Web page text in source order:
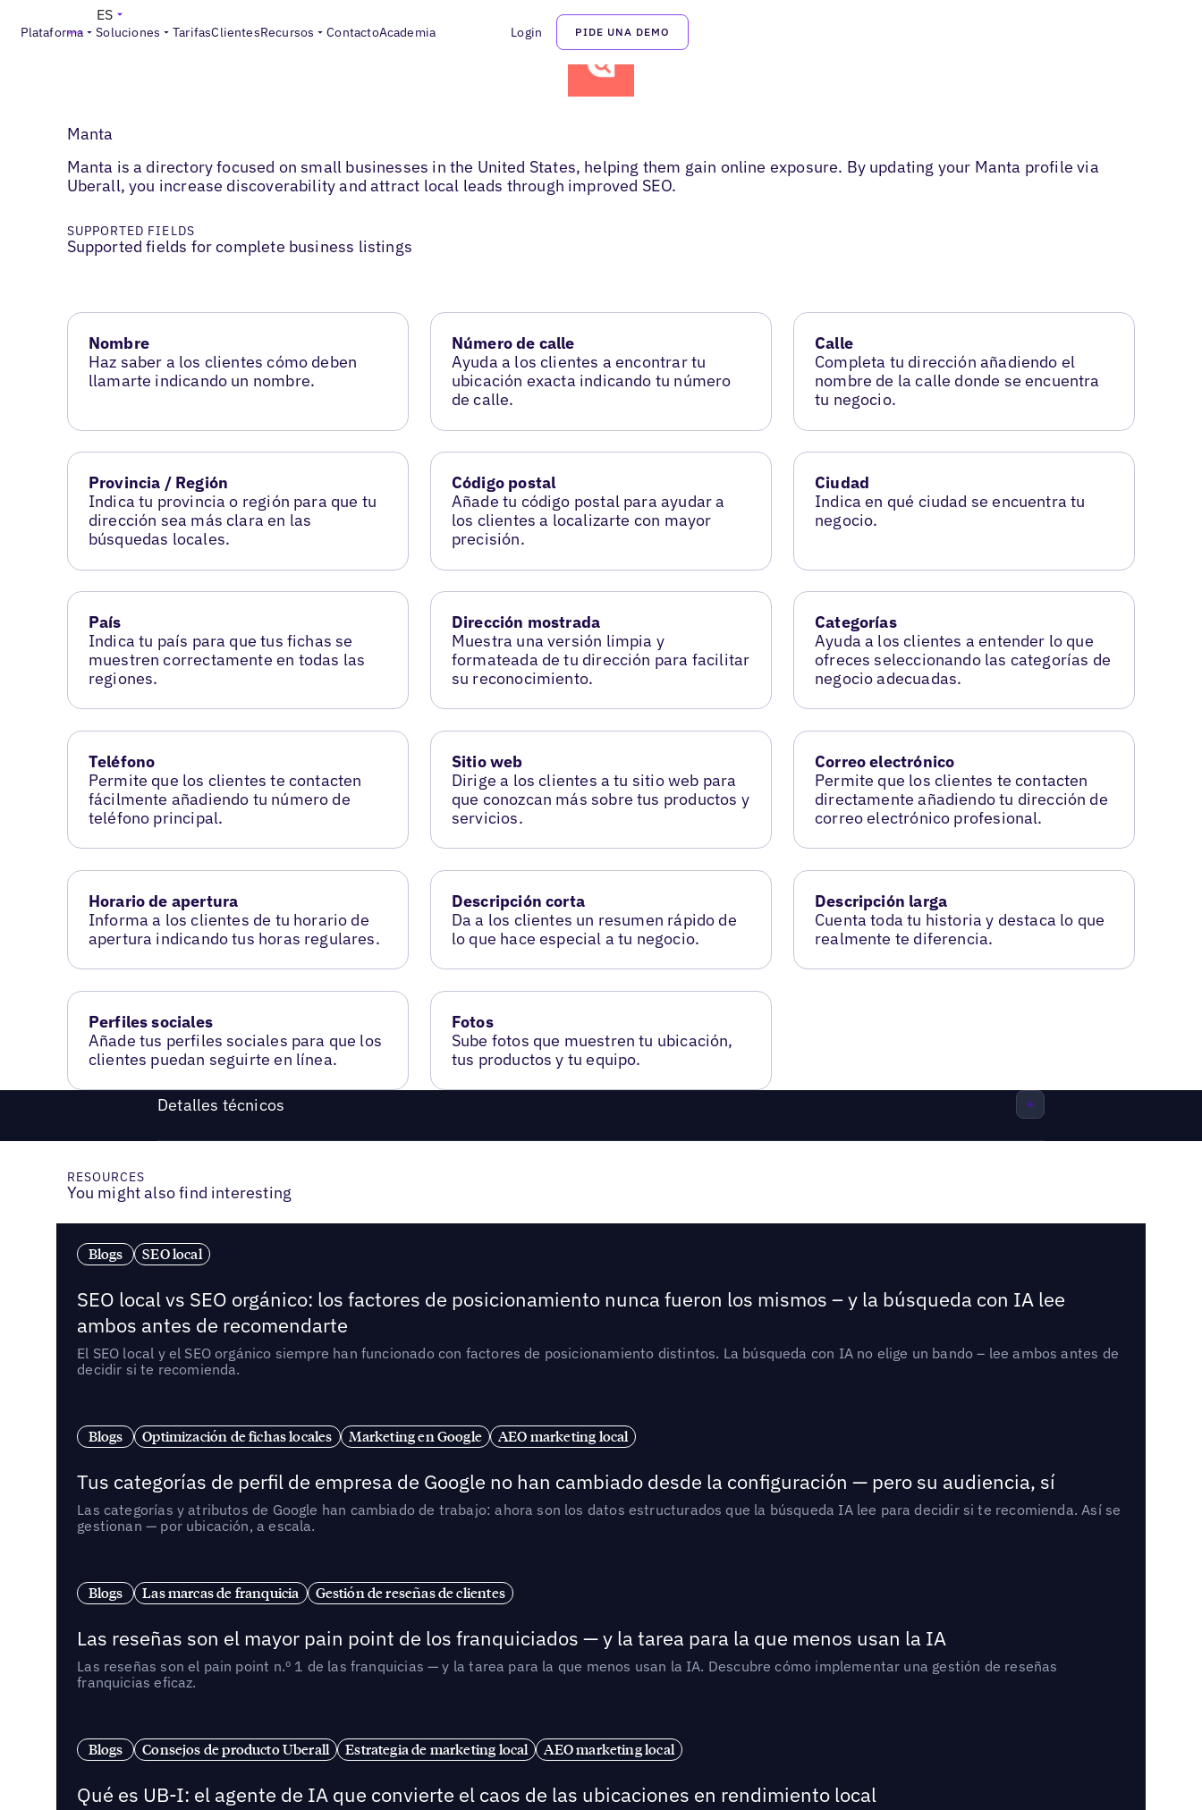
Plataforma Soluciones TarifasClientesRecursos ContactoAcademia Login PIDE UNA DEMO
ES
Manta
Manta is a directory focused on small businesses in the United States, helping them gain online exposure. By updating your Manta profile via
Uberall, you increase discoverability and attract local leads through improved SEO.
SUPPORTED FIELDS
Supported fields for complete business listings
Nombre
Haz saber a los clientes cómo deben
llamarte indicando un nombre.
Número de calle
Ayuda a los clientes a encontrar tu
ubicación exacta indicando tu número
de calle.
Calle
Completa tu dirección añadiendo el
nombre de la calle donde se encuentra
tu negocio.
Provincia / Región
Indica tu provincia o región para que tu
dirección sea más clara en las
búsquedas locales.
Código postal
Añade tu código postal para ayudar a
los clientes a localizarte con mayor
precisión.
Ciudad
Indica en qué ciudad se encuentra tu
negocio.
País
Indica tu país para que tus fichas se
muestren correctamente en todas las
regiones.
Dirección mostrada
Muestra una versión limpia y
formateada de tu dirección para facilitar
su reconocimiento.
Categorías
Ayuda a los clientes a entender lo que
ofreces seleccionando las categorías de
negocio adecuadas.
Teléfono
Permite que los clientes te contacten
fácilmente añadiendo tu número de
teléfono principal.
Sitio web
Dirige a los clientes a tu sitio web para
que conozcan más sobre tus productos y
servicios.
Correo electrónico
Permite que los clientes te contacten
directamente añadiendo tu dirección de
correo electrónico profesional.
Horario de apertura
Informa a los clientes de tu horario de
apertura indicando tus horas regulares.
Descripción corta
Da a los clientes un resumen rápido de
lo que hace especial a tu negocio.
Descripción larga
Cuenta toda tu historia y destaca lo que
realmente te diferencia.
Perfiles sociales
Añade tus perfiles sociales para que los
clientes puedan seguirte en línea.
Fotos
Sube fotos que muestren tu ubicación,
tus productos y tu equipo.
Detalles técnicos
RESOURCES
You might also find interesting
Blogs SEO local
SEO local vs SEO orgánico: los factores de posicionamiento nunca fueron los mismos – y la búsqueda con IA lee
ambos antes de recomendarte
El SEO local y el SEO orgánico siempre han funcionado con factores de posicionamiento distintos. La búsqueda con IA no elige un bando – lee ambos antes de
decidir si te recomienda.
Blogs Optimización de fichas locales Marketing en Google AEO marketing local
Tus categorías de perfil de empresa de Google no han cambiado desde la configuración — pero su audiencia, sí
Las categorías y atributos de Google han cambiado de trabajo: ahora son los datos estructurados que la búsqueda IA lee para decidir si te recomienda. Así se
gestionan — por ubicación, a escala.
Blogs Las marcas de franquicia Gestión de reseñas de clientes
Las reseñas son el mayor pain point de los franquiciados — y la tarea para la que menos usan la IA
Las reseñas son el pain point n.º 1 de las franquicias — y la tarea para la que menos usan la IA. Descubre cómo implementar una gestión de reseñas
franquicias eficaz.
Blogs Consejos de producto Uberall Estrategia de marketing local AEO marketing local
Qué es UB-I: el agente de IA que convierte el caos de las ubicaciones en rendimiento local